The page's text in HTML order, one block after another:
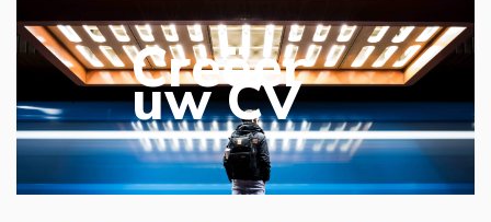
Creëer
uw CV